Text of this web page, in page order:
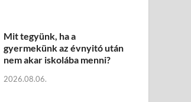
Mit tegyünk, ha a
gyermekünk az évnyitó után
nem akar iskolába menni?
2026.08.06.